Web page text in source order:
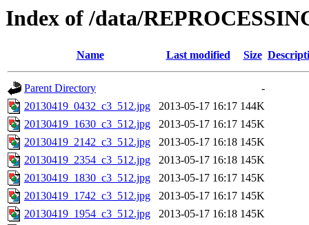
Index of /data/
Name Last modified Size
Parent Directory
-
20130419_0432_c3_512.jpg
2013-05-17 16:17 144K
20130419_1630_c3_512.jpg
2013-05-17 16:17 145K
20130419_2142_c3_512.jpg
2013-05-17 16:18 145K
20130419_2354_c3_512.jpg
2013-05-17 16:18 145K
20130419_1830_c3_512.jpg
2013-05-17 16:17 145K
20130419_1742_c3_512.jpg
2013-05-17 16:17 145K
20130419_1954_c3_512.jpg
2013-05-17 16:18 145K